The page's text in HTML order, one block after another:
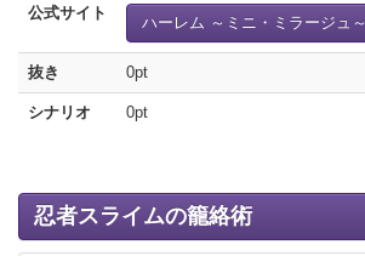
公式サイト
ハーレム ～ミニ・ミラージュ～
抜き 0pt
シナリオ 0pt
忍者スライムの籠絡術